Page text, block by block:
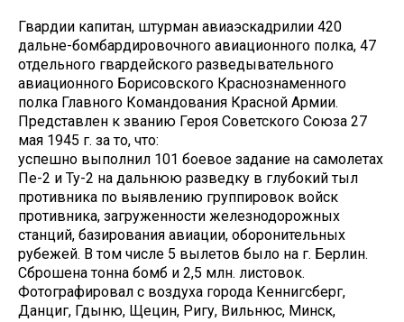
Гвардии капитан, штурман авиаэскадрилии 420
дальне-бомбардировочного авиационного полка, 47
отдельного гвардейского разведывательного
авиационного Борисовского Краснознаменного
полка Главного Командования Красной Армии.
Представлен к званию Героя Советского Союза 27
мая 1945 г. за то, что:
успешно выполнил 101 боевое задание на самолетах
Пе-2 и Ту-2 на дальнюю разведку в глубокий тыл
противника по выявлению группировок войск
противника, загруженности железнодорожных
станций, базирования авиации, оборонительных
рубежей. В том числе 5 вылетов было на г. Берлин.
Сброшена тонна бомб и 2,5 млн. листовок.
Фотографировал с воздуха города Кеннигсберг,
Данциг, Гдыню, Щецин, Ригу, Вильнюс, Минск,